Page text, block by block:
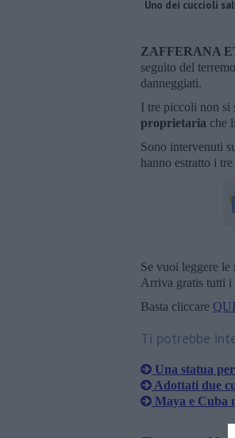
Uno dei cuccioli
ZAFFERANA
seguito del
danneggiati.
I tre piccoli non si
proprietaria che
Sono intervenuti
hanno estratto i
Se vuoi leggere
Arriva gratis tutti i
Basta cliccare QUI
Ti potrebbe
Una statua
Adottati due
Maya e Cuba